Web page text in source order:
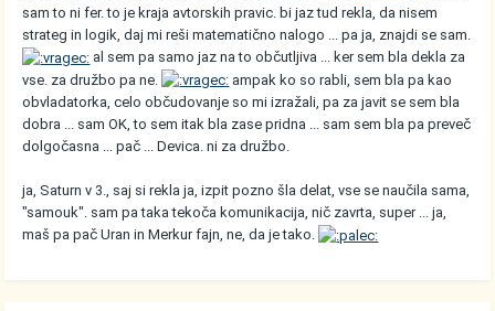
sam to ni fer. to je kraja avtorskih pravic. bi jaz tud rekla, da nisem
strateg in logik, daj mi reši matematično nalogo ... pa ja, znajdi se sam.
al sem pa samo jaz na to občutljiva ... ker sem bla dekla za
vse. za družbo pa ne.
ampak ko so rabli, sem bla pa kao
obvladatorka, celo občudovanje so mi izražali, pa za javit se sem bla
dobra ... sam OK, to sem itak bla zase pridna ... sam sem bla pa preveč
dolgočasna ... pač ... Devica. ni za družbo.
ja, Saturn v 3., saj si rekla ja, izpit pozno šla delat, vse se naučila sama,
"samouk". sam pa taka tekoča komunikacija, nič zavrta, super ... ja,
maš pa pač Uran in Merkur fajn, ne, da je tako.